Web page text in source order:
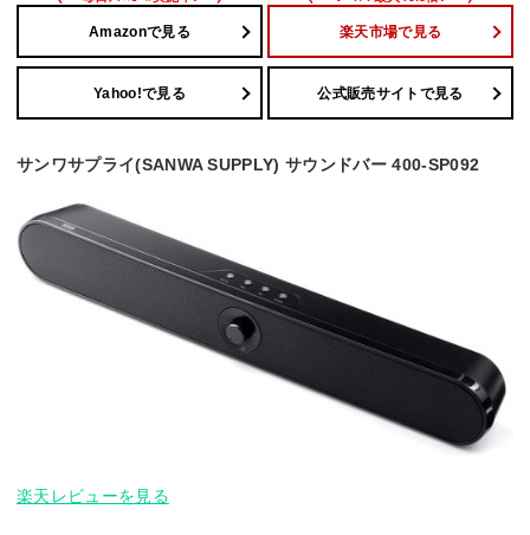
Amazonで見る 楽天市場で見る
Yahoo!で見る 公式販売サイトで見る
サンワサプライ(SANWA SUPPLY) サウンドバー 400-SP092
楽天レビューを見る